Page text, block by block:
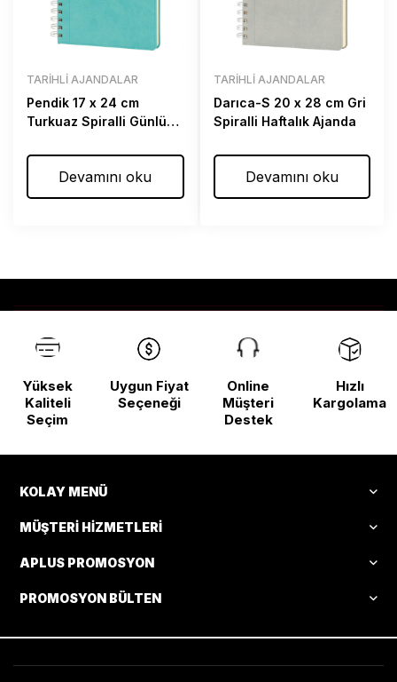
TARIHLI AJANDALAR
Pendik 17 x 24 cm
Turkuaz Spiralli Günlük
Devamını oku
TARIHLI AJANDALAR
Darıca-S 20 x 28 cm Gri
Spiralli Haftalık Ajanda
Devamını oku
Yüksek
Kaliteli
Seçim
Uygun Fiyat
Seçeneği
Online
Müşteri
Destek
Hızlı
Kargolama
KOLAY MENÜ
MÜŞTERI HIZMETLERI
APLUS PROMOSYON
PROMOSYON BÜLTEN